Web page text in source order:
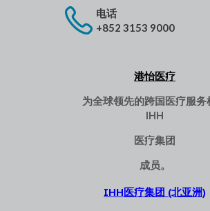
电话
+852 3153 9000
港怡医疗
为全球领先的跨国医疗服务
IHH
医疗集团
成员。
IHH医疗集团 (北亚洲)